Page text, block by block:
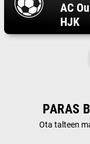
AC
HJK
PARAS
Ota talteen